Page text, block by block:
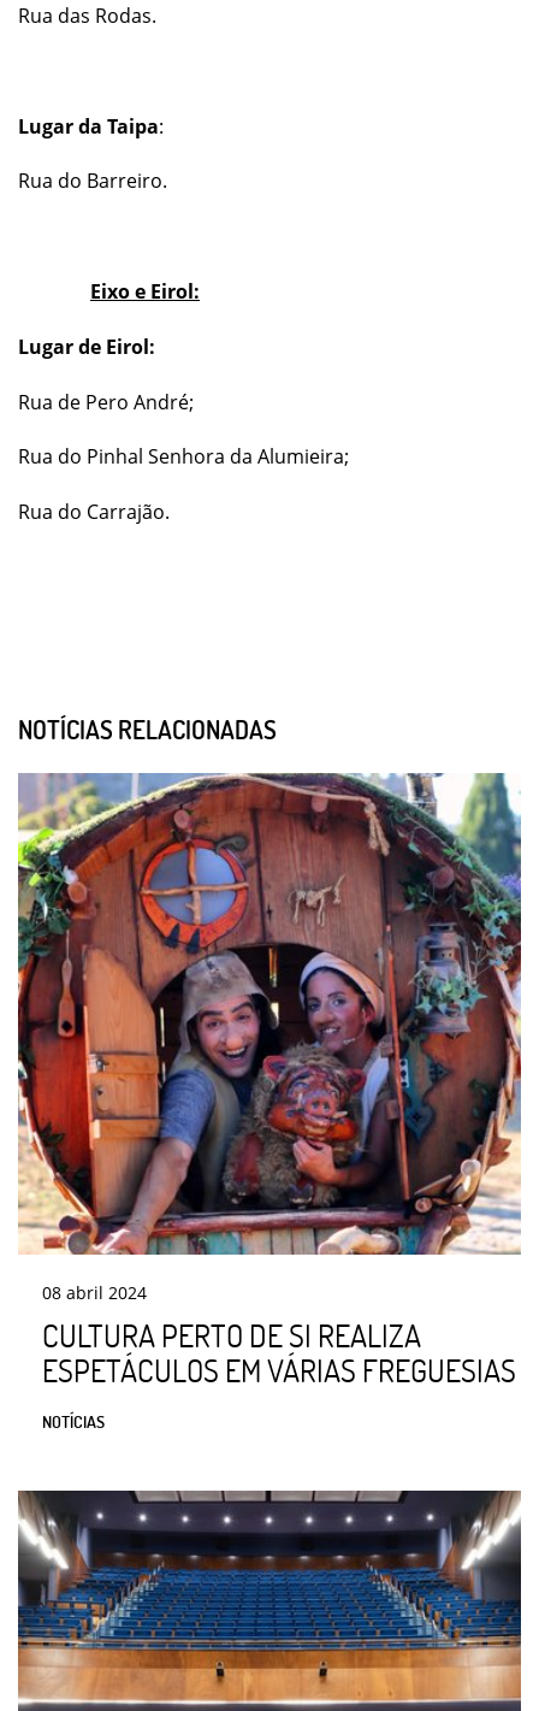
Rua das Rodas.
Lugar da Taipa:
Rua do Barreiro.
Eixo e Eirol:
Lugar de Eirol:
Rua de Pero André;
Rua do Pinhal Senhora da Alumieira;
Rua do Carrajão.
NOTÍCIAS RELACIONADAS
08 abril 2024
CULTURA PERTO DE SI REALIZA
ESPETÁCULOS EM VÁRIAS FREGUESIAS
NOTÍCIAS